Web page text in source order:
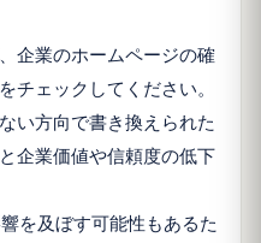
企業のホームページの確
チェックしてください。
い方向で書き換えられた
企業価値や信頼度の低下
を及ぼす可能性もあるた